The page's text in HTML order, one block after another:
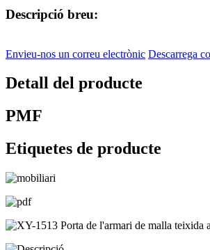
Descripció breu:
Envieu-nos un correu electrònic Descarrega
Detall del producte
PMF
Etiquetes de producte